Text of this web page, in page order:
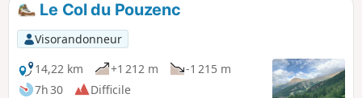
Le Col du Pouzenc
Visorandonneur
14,22 km
+1 212 m
-1 215 m
7h 30
Difficile